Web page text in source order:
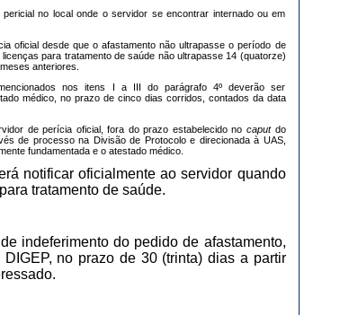
no local onde o servidor se encontrar internado ou em
oficial desde que o afastamento não ultrapasse o período de
para tratamento de saúde não ultrapasse 14 (quatorze)
anteriores.
nos itens I a III do parágrafo 4º deverão ser
médico, no prazo de cinco dias corridos, contados da data
de perícia oficial, fora do prazo estabelecido no caputdo
de processo na Divisão de Protocolo e direcionada à UAS,
fundamentada e o atestado médico.
notificar oficialmente ao servidor quando
tratamento de saúde.
indeferimento do pedido de afastamento,
no prazo de 30 (trinta) dias a partir